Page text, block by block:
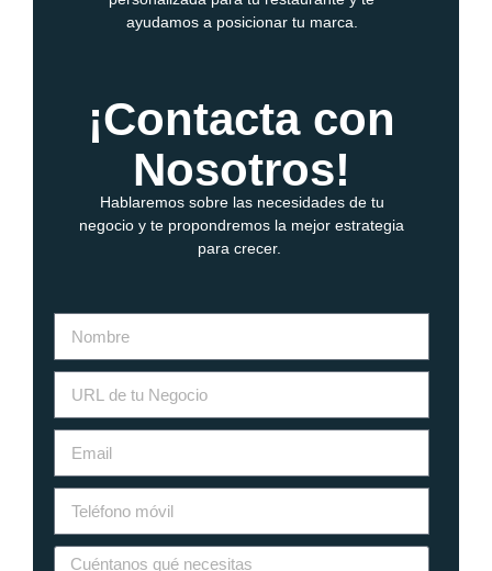
ayudamos a posicionar tu marca.
¡Contacta con
Nosotros!
Hablaremos sobre las necesidades de tu
negocio y te propondremos la mejor estrategia
para crecer.